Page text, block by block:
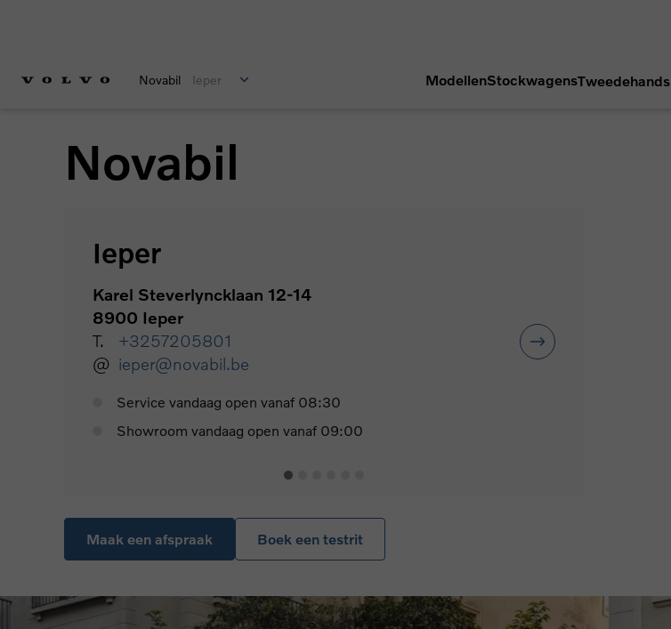
Novabil Ieper ModellenStockwagensTweedehands
Novabil
Ieper
Karel Steverlyncklaan 12-14
8900 Ieper
T.
+3257205801
@ ieper@novabil.be
Service vandaag open vanaf 08:30
Showroom vandaag open vanaf 09:00
+3256355151
@kortrijk@novabil.be
Maak een afspraak Boek een testrit